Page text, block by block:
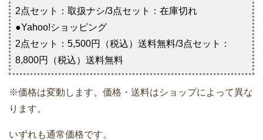
2点セット：取扱ナシ/3点セット：在庫切れ
●Yahoo!ショッピング
2点セット：5,500円（税込）送料無料/3点セット：
8,800円（税込）送料無料
※価格は変動します。価格・送料はショップによって異な
ります。
いずれも通常価格です。